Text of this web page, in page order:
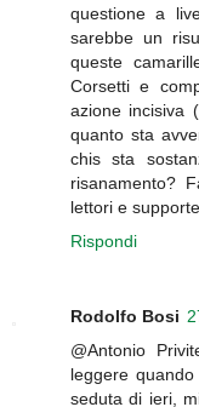
questione a
sarebbe un
queste
Corsetti e
azione incisiva
quanto sta
chis sta
risanamento?
lettori e
Rispondi
Rodolfo Bosi
@Antonio
leggere
seduta di ieri,